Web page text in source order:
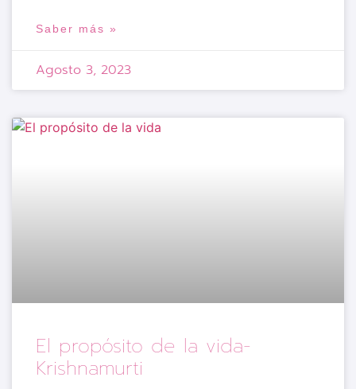
Saber más »
Agosto 3, 2023
El propósito de la vida-
Krishnamurti